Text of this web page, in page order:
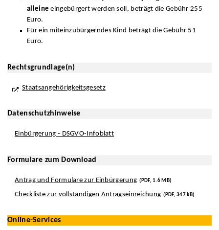
alleine eingebürgert werden soll, beträgt die Gebühr 255
Euro.
Für ein miteinzubürgerndes Kind beträgt die Gebühr 51
Euro.
Rechtsgrundlage(n)
Staatsangehörigkeitsgesetz
Datenschutzhinweise
Einbürgerung - DSGVO-Infoblatt
Formulare zum Download
Antrag und Formulare zur Einbürgerung (PDF, 1.6 MB)
Checkliste zur vollständigen Antragseinreichung (PDF, 347 kB)
Online-Services